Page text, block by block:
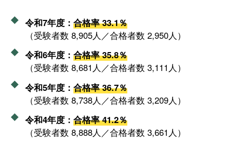
令和7年度：合格率 33.1％
（受験者数 8,905人／合格者数 2,950人）
令和6年度：合格率 35.8％
（受験者数 8,681人／合格者数 3,111人）
令和5年度：合格率 36.7％
（受験者数 8,738人／合格者数 3,209人）
令和4年度：合格率 41.2％
（受験者数 8,888人／合格者数 3,661人）